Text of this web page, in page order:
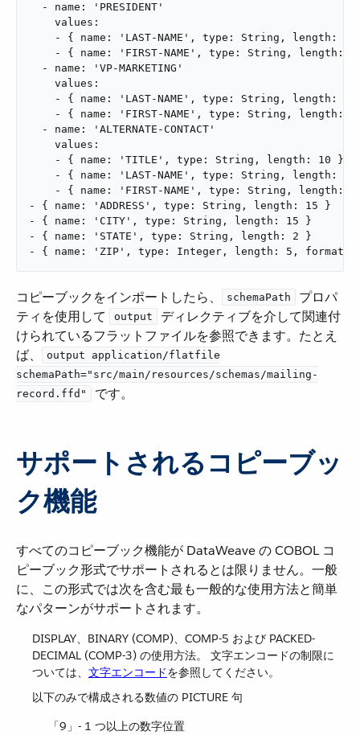
  - name: 'PRESIDENT'
    values:
- { name: 'LAST-NAME', type: String, length: 15
- { name: 'FIRST-NAME', type: String, length: 8
  - name: 'VP-MARKETING'
    values:
- { name: 'LAST-NAME', type: String, length: 15
- { name: 'FIRST-NAME', type: String, length: 8
  - name: 'ALTERNATE-CONTACT'
    values:
    - { name: 'TITLE', type: String, length: 10 }
- { name: 'LAST-NAME', type: String, length: 15
- { name: 'FIRST-NAME', type: String, length: 8
- { name: 'ADDRESS', type: String, length: 15 }
- { name: 'CITY', type: String, length: 15 }
- { name: 'STATE', type: String, length: 2 }
- { name: 'ZIP', type: Integer, length: 5, format: {
コピーブックをインポートしたら、​ schemaPath
​ プロパ
ティを使用して ​
output
​ ディレクティブを介して関連付
けられているフラットファイルを参照できます。たとえ
ば、​
output application/flatfile
schemaPath="src/main/resources/schemas/mailing-
record.ffd"
​ です。
サポートされるコピーブッ
ク機能
すべてのコピーブック機能が DataWeave の COBOL コ
ピーブック形式でサポートされるとは限りません。一般
に、この形式では次を含む最も一般的な使用方法と簡単
なパターンがサポートされます。
DISPLAY、BINARY (COMP)、COMP-5 および PACKED-
DECIMAL (COMP-3) の使用方法。 文字エンコードの制限に
ついては、​ 文字エンコード​を参照してください。
以下のみで構成される数値の PICTURE 句
「9」- 1 つ以上の数字位置